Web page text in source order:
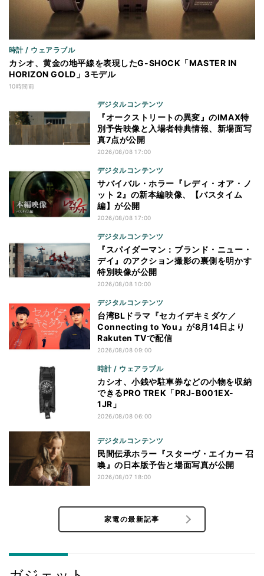
時計 / ウェアラブル
カシオ、黄金の地平線を表現したG-SHOCK「MASTER IN
HORIZON GOLD」3モデル
10時間前
デジタルコンテンツ
『オークストリートの異変』のIMAX特
別予告映像と入場者特典情報、新場面写
真7点が公開
2026/08/08 17:00
デジタルコンテンツ
サバイバル・ホラー『レディ・オア・ノ
ット 2』の新本編映像、【バスタイム
編】が公開
2026/08/08 17:00
デジタルコンテンツ
『スパイダーマン：ブランド・ニュー・
デイ』のアクション撮影の裏側を明かす
特別映像が公開
2026/08/08 10:00
デジタルコンテンツ
台湾BLドラマ『セカイデキミダケ／
Connecting to You』が8月14日より
Rakuten TVで配信
2026/08/08 09:00
時計 / ウェアラブル
カシオ、小銭や駐車券などの小物を収納
できるPRO TREK「PRJ-B001EX-
1JR」
2026/08/08 06:00
デジタルコンテンツ
民間伝承ホラー『スターヴ・エイカー 召
喚』の日本版予告と場面写真が公開
2026/08/07 18:00
家電の最新記事